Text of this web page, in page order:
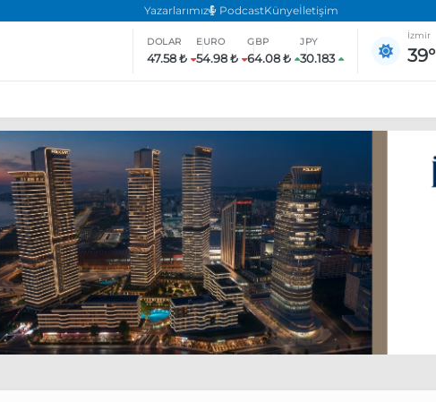
Yazarlarımız PodcastKünyeİletişim
DOLAR
47.58 ₺
EURO
54.98 ₺
GBP
64.08 ₺
JPY
30.183
İzmir
39°
eylem yasağı uzatıldı
Özgür Özel, Ekrem İmamoğlu’nu ziyaret edecek
katılmama kararı aldı
Boykot